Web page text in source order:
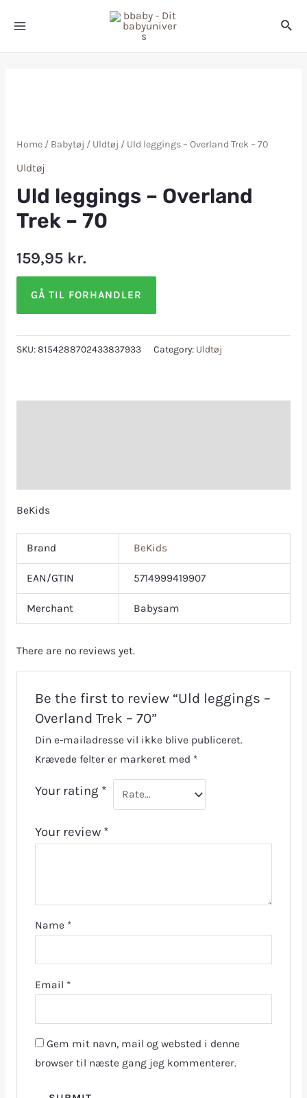
Home/ Babytøj / Uldtøj / Uld leggings – Overland Trek – 70
Uldtøj
Uld leggings – Overland
Trek – 70
159,95 kr.
GÅ TIL FORHANDLER
SKU:8154288702433837933 Category: Uldtøj
BeKids
Brand BeKids
EAN/GTIN 5714999419907
Merchant Babysam
There are no reviews yet.
Be the first to review “Uld leggings –
Overland Trek – 70”
Din e-mailadresse vil ikke blive publiceret.
Krævede felter er markeret med *
Your rating *
Your review *
Name *
Email *
Gem mit navn, mail og websted i denne
browser til næste gang jeg kommenterer.